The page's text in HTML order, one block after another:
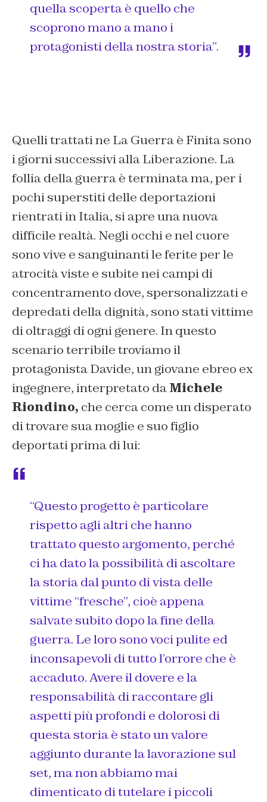
quella scoperta è quello che
scoprono mano a mano i
protagonisti della nostra storia”.
Quelli trattati ne La Guerra è Finitasono
i giorni successivi alla Liberazione. La
follia della guerra è terminata ma, per i
pochi superstiti delle deportazioni
rientrati in Italia, si apre una nuova
difficile realtà. Negli occhi e nel cuore
sono vive e sanguinanti le ferite per le
atrocità viste e subite nei campi di
concentramento dove, spersonalizzati e
depredati della dignità, sono stati vittime
di oltraggi di ogni genere. In questo
scenario terribile troviamo il
protagonista Davide, un giovane ebreo ex
ingegnere, interpretato daMichele
Riondino, che cerca come un disperato
di trovare sua moglie e suo figlio
deportati prima di lui:
“Questo progetto è particolare
rispetto agli altri che hanno
trattato questo argomento, perché
ci ha dato la possibilità di ascoltare
la storia dal punto di vista delle
vittime “fresche”, cioè appena
salvate subito dopo la fine della
guerra. Le loro sono voci pulite ed
inconsapevoli di tutto l’orrore che è
accaduto. Avere il dovere e la
responsabilità di raccontare gli
aspetti più profondi e dolorosi di
questa storia è stato un valore
aggiunto durante la lavorazione sul
set, ma non abbiamo mai
dimenticato di tutelare i piccoli